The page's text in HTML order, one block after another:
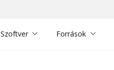
Szoftver Források